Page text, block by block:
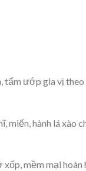
tẩm ướp gia vị
miến, hành lá xào
mềm mại hoàn